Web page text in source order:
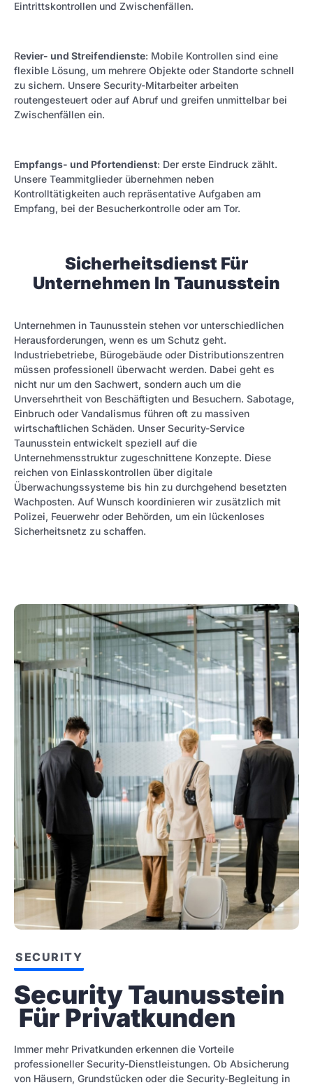
Eintrittskontrollen und Zwischenfällen.
Revier- und Streifendienste: Mobile Kontrollen sind eine
flexible Lösung, um mehrere Objekte oder Standorte schnell
zu sichern. Unsere Security-Mitarbeiter arbeiten
routengesteuert oder auf Abruf und greifen unmittelbar bei
Zwischenfällen ein.
Empfangs- und Pfortendienst: Der erste Eindruck zählt.
Unsere Teammitglieder übernehmen neben
Kontrolltätigkeiten auch repräsentative Aufgaben am
Empfang, bei der Besucherkontrolle oder am Tor.
Sicherheitsdienst Für
Unternehmen In Taunusstein
Unternehmen in Taunusstein stehen vor unterschiedlichen
Herausforderungen, wenn es um Schutz geht.
Industriebetriebe, Bürogebäude oder Distributionszentren
müssen professionell überwacht werden. Dabei geht es
nicht nur um den Sachwert, sondern auch um die
Unversehrtheit von Beschäftigten und Besuchern. Sabotage,
Einbruch oder Vandalismus führen oft zu massiven
wirtschaftlichen Schäden. Unser Security-Service
Taunusstein entwickelt speziell auf die
Unternehmensstruktur zugeschnittene Konzepte. Diese
reichen von Einlasskontrollen über digitale
Überwachungssysteme bis hin zu durchgehend besetzten
Wachposten. Auf Wunsch koordinieren wir zusätzlich mit
Polizei, Feuerwehr oder Behörden, um ein lückenloses
Sicherheitsnetz zu schaffen.
SECURITY
Security Taunusstein
Für Privatkunden
Immer mehr Privatkunden erkennen die Vorteile
professioneller Security-Dienstleistungen. Ob Absicherung
von Häusern, Grundstücken oder die Security-Begleitung in